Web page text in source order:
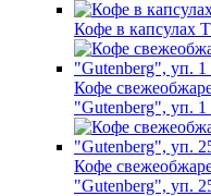
Кофе в капсулах
Кофе
"Gutenberg", уп. 1
Кофе
"Gutenberg", уп.